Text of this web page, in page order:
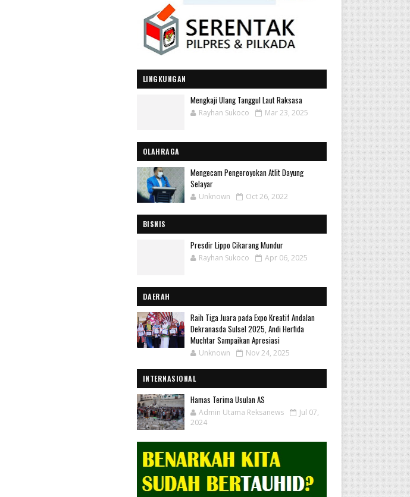
LINGKUNGAN
Mengkaji Ulang Tanggul Laut Raksasa
Rayhan Sukoco Mar 23, 2025
OLAHRAGA
Mengecam Pengeroyokan Atlit Dayung
Selayar
Unknown Oct 26, 2022
BISNIS
Presdir Lippo Cikarang Mundur
Rayhan Sukoco Apr 06, 2025
DAERAH
Raih Tiga Juara pada Expo Kreatif Andalan
Dekranasda Sulsel 2025, Andi Herfida
Muchtar Sampaikan Apresiasi
Unknown Nov 24, 2025
INTERNASIONAL
Hamas Terima Usulan AS
Admin Utama Reksanews
Jul 07,
2024